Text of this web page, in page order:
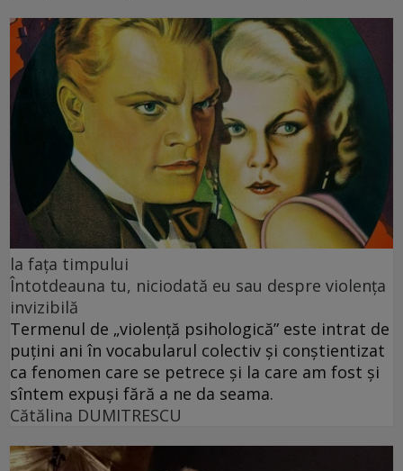
la fața timpului
Întotdeauna tu, niciodată eu sau despre violența
invizibilă
Termenul de „violență psihologică” este intrat de
puțini ani în vocabularul colectiv și conștientizat
ca fenomen care se petrece și la care am fost și
sîntem expuși fără a ne da seama.
Cătălina DUMITRESCU